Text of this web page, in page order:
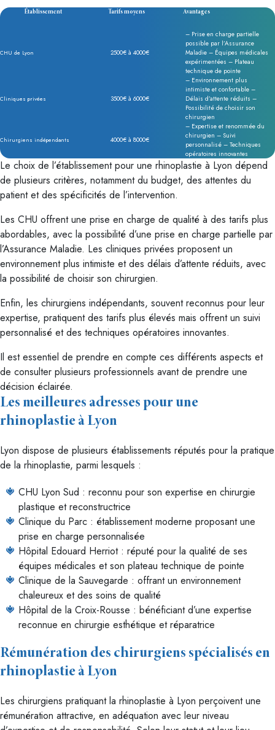
Établissement Tarifs moyens Avantages
CHU de Lyon 2500€ à 4000€
– Prise en charge partielle
possible par l’Assurance
Maladie – Équipes médicales
expérimentées – Plateau
technique de pointe
Cliniques privées 3500€ à 6000€
– Environnement plus
intimiste et confortable –
Délais d’attente réduits –
Possibilité de choisir son
chirurgien
Chirurgiens indépendants 4000€ à 8000€
– Expertise et renommée du
chirurgien – Suivi
personnalisé – Techniques
opératoires innovantes
Le choix de l’établissement pour une rhinoplastie à Lyon dépend
de plusieurs critères, notamment du budget, des attentes du
patient et des spécificités de l’intervention.
Les CHU offrent une prise en charge de qualité à des tarifs plus
abordables, avec la possibilité d’une prise en charge partielle par
l’Assurance Maladie. Les cliniques privées proposent un
environnement plus intimiste et des délais d’attente réduits, avec
la possibilité de choisir son chirurgien.
Enfin, les chirurgiens indépendants, souvent reconnus pour leur
expertise, pratiquent des tarifs plus élevés mais offrent un suivi
personnalisé et des techniques opératoires innovantes.
Il est essentiel de prendre en compte ces différents aspects et
de consulter plusieurs professionnels avant de prendre une
décision éclairée.
Les meilleures adresses pour une
rhinoplastie à Lyon
Lyon dispose de plusieurs établissements réputés pour la pratique
de la rhinoplastie, parmi lesquels :
CHU Lyon Sud : reconnu pour son expertise en chirurgie
plastique et reconstructrice
Clinique du Parc : établissement moderne proposant une
prise en charge personnalisée
Hôpital Edouard Herriot : réputé pour la qualité de ses
équipes médicales et son plateau technique de pointe
Clinique de la Sauvegarde : offrant un environnement
chaleureux et des soins de qualité
Hôpital de la Croix-Rousse : bénéficiant d’une expertise
reconnue en chirurgie esthétique et réparatrice
Rémunération des chirurgiens spécialisés en
rhinoplastie à Lyon
Les chirurgiens pratiquant la rhinoplastie à Lyon perçoivent une
rémunération attractive, en adéquation avec leur niveau